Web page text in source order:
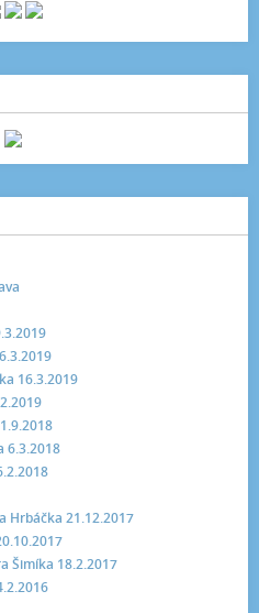
16.3.2019
6.3.2018
Hrbáčka 21.12.2017
Šimíka 18.2.2017